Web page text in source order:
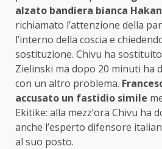
alzato bandiera bianca
richiamato l’attenzione della
l’interno della coscia e
sostituzione. Chivu ha
Zielinski ma dopo 20 minuti ha
con un altro problema.
accusato un fastidio simile
Ekitike: alla mezz’ora Chivu ha
anche l’esperto difensore
al suo posto.